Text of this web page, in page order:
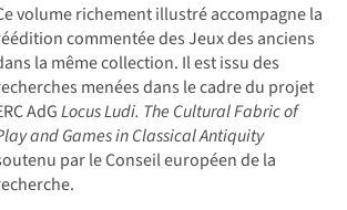
volume richement illustré accompagne la
commentée des Jeux des anciens
la même collection. Il est issu des
menées dans le cadre du projet
AdGLocus Ludi. The Cultural Fabric of
and Games in Classical Antiquity
par le Conseil européen de la